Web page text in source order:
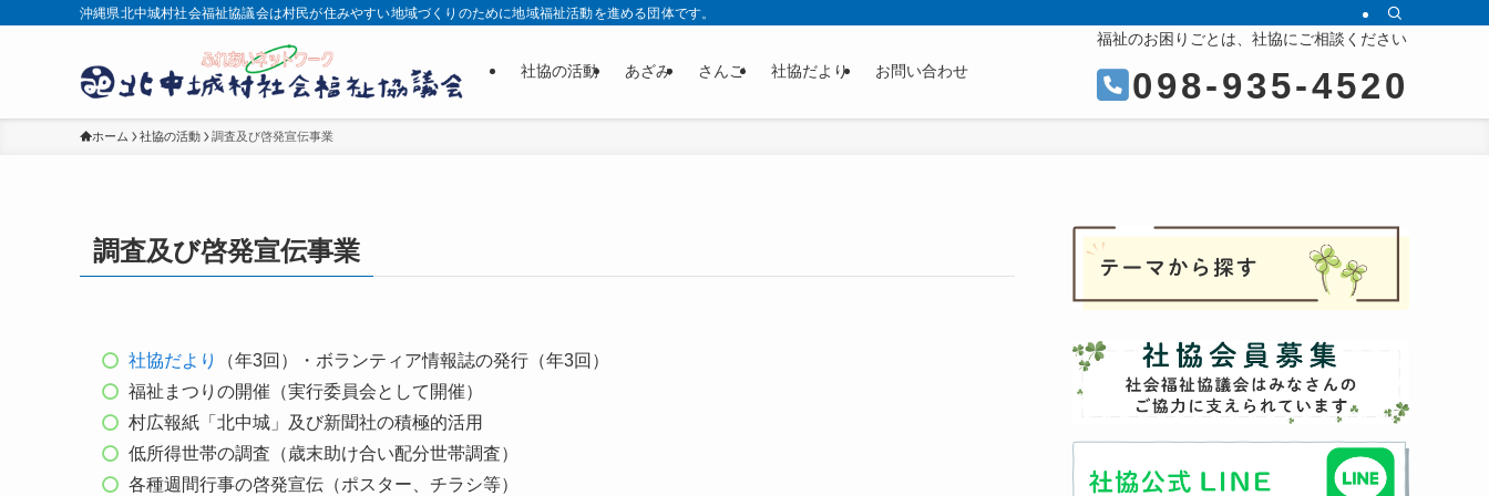
沖縄県北中城村社会福祉協議会は村民が住みやすい地域づくりのために地域福祉活動を進める団体です。
社協の活動 あざみ さんご 社協だより お問い合わせ
福祉のお困りごとは、社協にご相談ください
098-935-4520
ホーム 社協の活動 調査及び啓発宣伝事業
調査及び啓発宣伝事業
社協だより
（年3回）・ボランティア情報誌の発行（年3回）
福祉まつりの開催（実行委員会として開催）
村広報紙「北中城」及び新聞社の積極的活用
低所得世帯の調査（歳末助け合い配分世帯調査）
各種週間行事の啓発宣伝（ポスター、チラシ等）